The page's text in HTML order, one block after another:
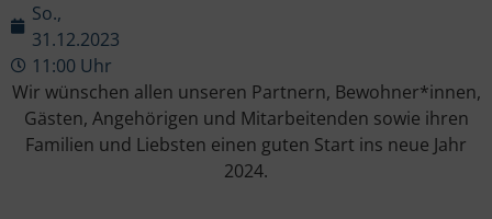
So.,
31.12.2023
11:00 Uhr
Wir wünschen allen unseren Partnern, Bewohner*innen,
Gästen, Angehörigen und Mitarbeitenden sowie ihren
Familien und Liebsten einen guten Start ins neue Jahr
2024.